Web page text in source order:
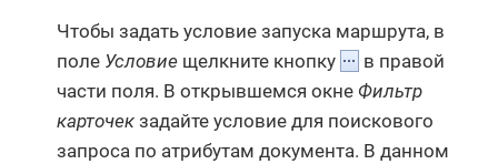
Чтобы задать условие запуска маршрута, в
поле Условие щелкните кнопку
в правой
части поля. В открывшемся окне Фильтр
карточек задайте условие для поискового
запроса по атрибутам документа. В данном